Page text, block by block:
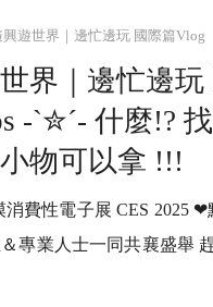
興遊世界｜邊忙邊玩 國際篇Vlog
世界｜邊忙邊
-`✮´- 什麼!?
物可以拿 !!!
費性電子展 CES 2025
專業人士一同共襄盛舉